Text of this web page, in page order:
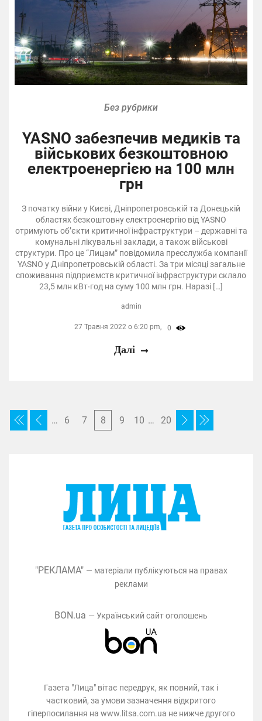
Без рубрики
YASNO забезпечив медиків та
військових безкоштовною
електроенергією на 100 млн
грн
З початку війни у Києві, Дніпропетровській та Донецькій
областях безкоштовну електроенергію від YASNO
отримують об’єкти критичної інфраструктури – державні та
комунальні лікувальні заклади, а також військові
структури. Про це “Лицам” повідомила пресслужба компанії
YASNO у Дніпропетровській області. За три місяці загальне
споживання підприємств критичної інфраструктури склало
23,5 млн кВт∙год на суму 100 млн грн. Наразі […]
admin
27 Травня 2022 о 6:20 pm, 0
Далі
… 6 7 8 9 10 … 20
"РЕКЛАМА" — матеріали публікуються на правах
реклами
BON.ua — Український сайт оголошень
Газета "Лица" вітає передрук, як повний, так і
частковий, за умови зазначення відкритого
гіперпосилання на www.litsa.com.ua не нижче другого